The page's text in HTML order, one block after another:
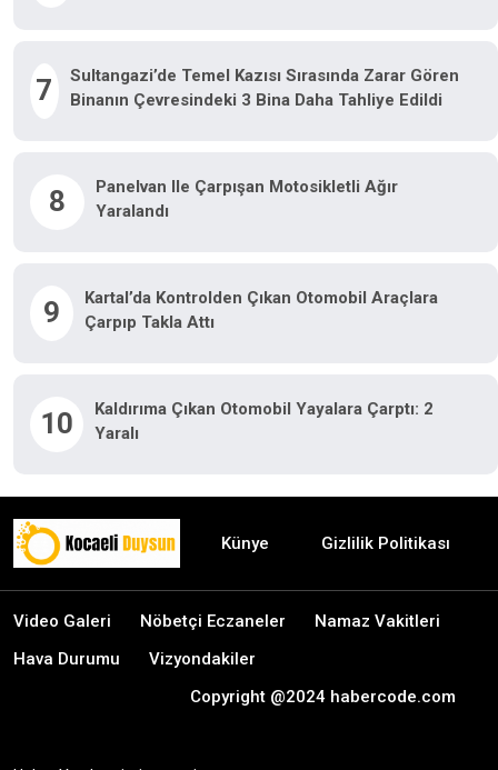
7
Sultangazi’de Temel Kazısı Sırasında Zarar Gören
Binanın Çevresindeki 3 Bina Daha Tahliye Edildi
8
Panelvan Ile Çarpışan Motosikletli Ağır
Yaralandı
9
Kartal’da Kontrolden Çıkan Otomobil Araçlara
Çarpıp Takla Attı
10
Kaldırıma Çıkan Otomobil Yayalara Çarptı: 2
Yaralı
Künye Gizlilik Politikası
Video Galeri Nöbetçi Eczaneler
Namaz Vakitleri
Hava Durumu
Vizyondakiler
Copyright @2024 habercode.com